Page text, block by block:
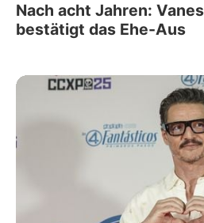
Nach acht Jahren:
bestätigt das Ehe-Aus